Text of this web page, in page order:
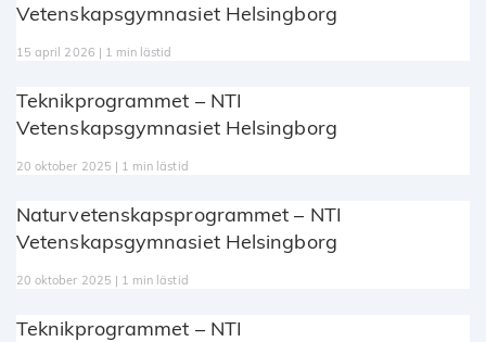
Vetenskapsgymnasiet Helsingborg
15 april 2026 | 1 min lästid
Teknikprogrammet – NTI
Vetenskapsgymnasiet Helsingborg
20 oktober 2025 | 1 min lästid
Naturvetenskapsprogrammet – NTI
Vetenskapsgymnasiet Helsingborg
20 oktober 2025 | 1 min lästid
Teknikprogrammet – NTI